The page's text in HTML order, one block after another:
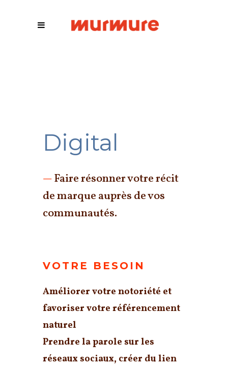
Digital
— Faire résonner votre récit
de marque auprès de vos
communautés.
VOTRE BESOIN
Améliorer votre notoriété et
favoriser votre référencement
naturel
Prendre la parole sur les
réseaux sociaux, créer du lien